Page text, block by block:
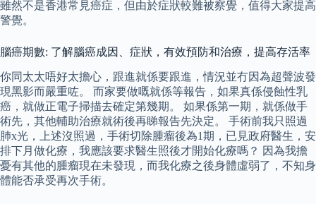
雖然不是香港常見癌症，但由於症狀較難被察覺，值得大家提高
警覺。
腦癌期數: 了解腦癌成因、症狀，有效預防和治療，提高存活率
你同太太唔好太擔心，跟進就係要跟進，情況並冇因為超聲波發
現黑影而嚴重咗。 而家要做嘅就係等報告，如果真係侵蝕性乳
癌，就做正電子掃描去確定第幾期。 如果係第一期，就係做手
術先，其他輔助治療就術後再睇報告先決定。 手術前我只照過
肺x光，上述沒照過，手術切除腫瘤後為1期，已見政府醫生，安
排下月做化療，我應該要求醫生照後才開始化療嗎？ 因為我擔
憂有其他的腫瘤現在未發現，而我化療之後身體虛弱了，不知身
體能否承受再次手術。